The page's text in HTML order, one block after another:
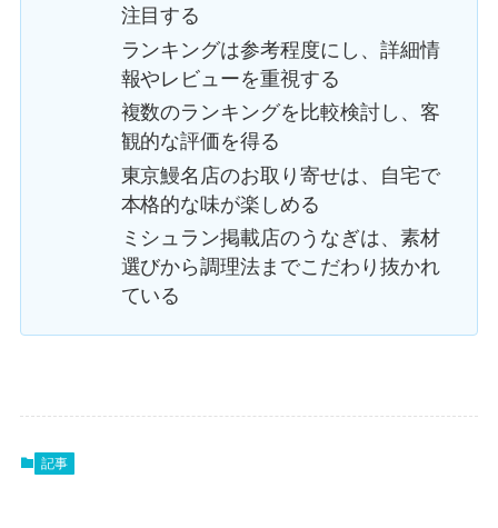
注目する
ランキングは参考程度にし、詳細情
報やレビューを重視する
複数のランキングを比較検討し、客
観的な評価を得る
東京鰻名店のお取り寄せは、自宅で
本格的な味が楽しめる
ミシュラン掲載店のうなぎは、素材
選びから調理法までこだわり抜かれ
ている
記事